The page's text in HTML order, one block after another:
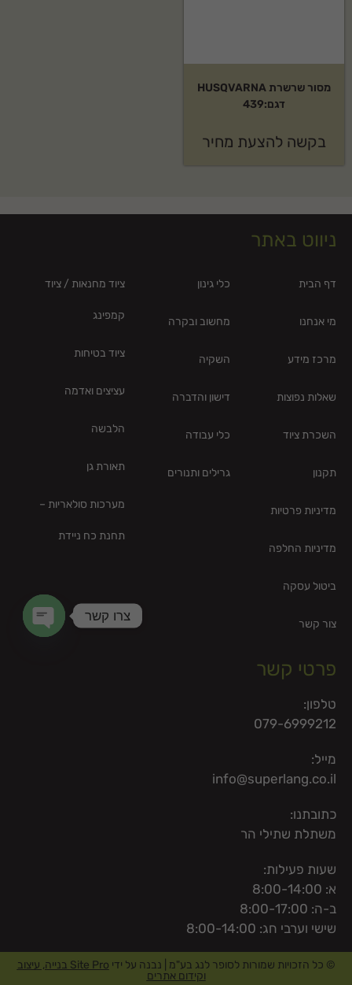
מסור שרשרת HUSQVARNA
דגם:439
בקשה להצעת מחיר
ניווט באתר
דף הבית
מי אנחנו
מרכז מידע
שאלות נפוצות
השכרת ציוד
תקנון
מדיניות פרטיות
מדיניות החלפה
ביטול עסקה
צור קשר
כלי גינון
מחשוב ובקרה
השקיה
דישון והדברה
כלי עבודה
גרילים ותנורים
ציוד מחנאות / ציוד
קמפינג
ציוד בטיחות
עציצים ואדמה
הלבשה
תאורת גן
מערכות סולאריות –
תחנת כח ניידת
פרטי קשר
טלפון:
079-6999212
מייל:
info@superlang.co.il
כתובתנו:
משתלת שתילי הר
שעות פעילות:
א: 8:00-14:00
ב-ה: 8:00-17:00
שישי וערבי חג: 8:00-14:00
© כל הזכויות שמורות לסופר לנג בע"מ | נבנה על ידי
Site Pro בנייה, עיצוב
וקידום אתרים
צרו קשר